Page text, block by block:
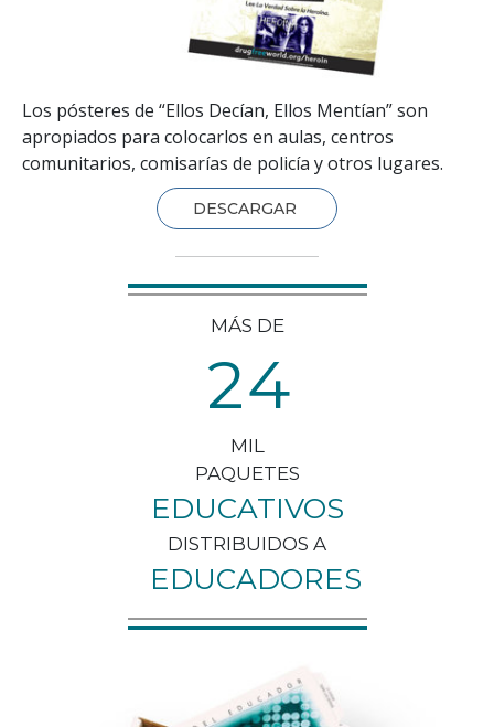
Los pósteres de “Ellos Decían, Ellos Mentían” son
apropiados para colocarlos en aulas, centros
comunitarios, comisarías de policía y otros lugares.
DESCARGAR
MÁS DE
24
MIL
PAQUETES
EDUCATIVOS
DISTRIBUIDOS A
EDUCADORES